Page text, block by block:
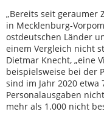
„Bereits seit geraumer
in Mecklenburg-
ostdeutschen Länder
einem Vergleich nicht
Dietmar Knecht, „eine
beispielsweise bei der
sind im Jahr 2020
Personalausgaben
mehr als 1.000 nicht